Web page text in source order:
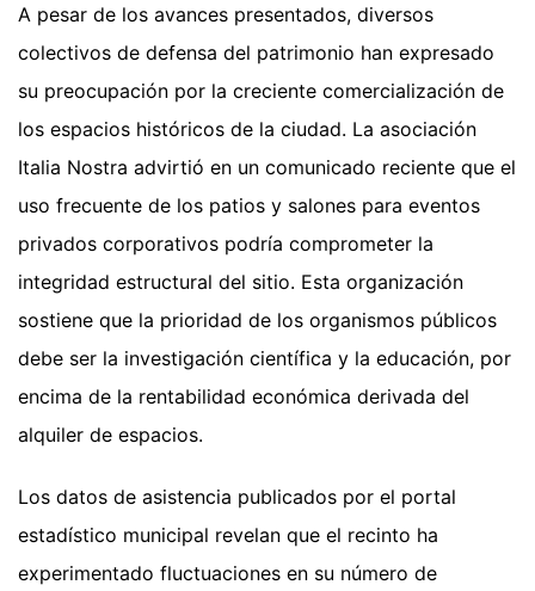
A pesar de los avances presentados, diversos
colectivos de defensa del patrimonio han expresado
su preocupación por la creciente comercialización de
los espacios históricos de la ciudad. La asociación
Italia Nostra advirtió en un comunicado reciente que el
uso frecuente de los patios y salones para eventos
privados corporativos podría comprometer la
integridad estructural del sitio. Esta organización
sostiene que la prioridad de los organismos públicos
debe ser la investigación científica y la educación, por
encima de la rentabilidad económica derivada del
alquiler de espacios.
Los datos de asistencia publicados por el portal
estadístico municipal revelan que el recinto ha
experimentado fluctuaciones en su número de